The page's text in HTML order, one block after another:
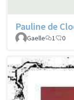
Pauline de
Gaelle 1 0